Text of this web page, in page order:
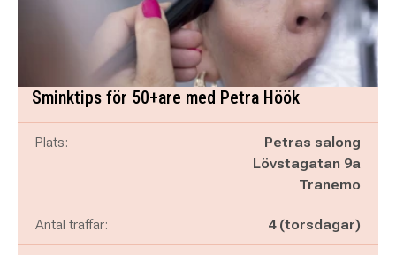
Sminktips för 50+are med Petra Höök
Plats:
Petras salong
Lövstagatan 9a
Tranemo
Antal träffar: 4 (torsdagar)